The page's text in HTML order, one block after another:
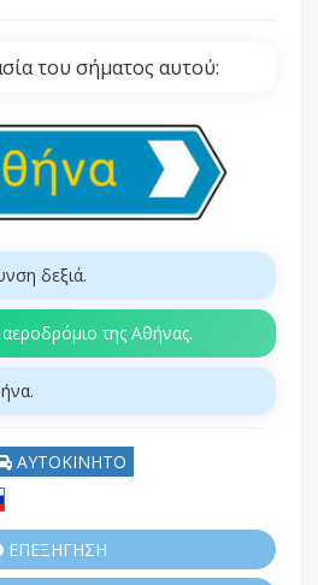
του σήματος αυτού:
δεξιά.
της Αθήνας.
ΑΥΤΟΚΙΝΗΤΟ
ΕΠΕΞΗΓΗΣΗ